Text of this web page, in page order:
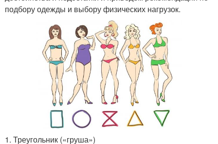
подбору одежды и выбору физических нагрузок.
1. Треугольник («груша»)